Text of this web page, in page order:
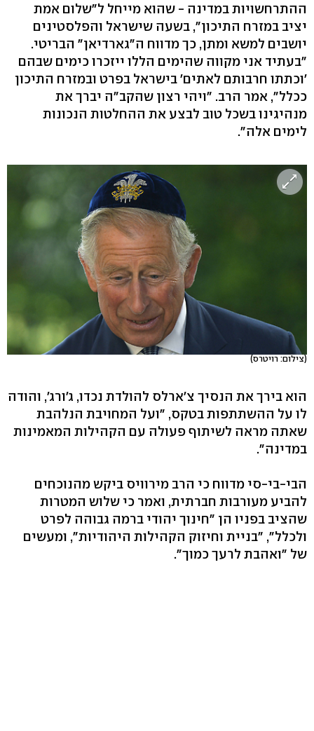
ההתרחשויות במדינה - שהוא מייחל ל"שלום אמת
יציב במזרח התיכון", בשעה שישראל והפלסטינים
יושבים למשא ומתן, כך מדווח ה"גארדיאן" הבריטי.
"בעתיד אני מקווה שהימים הללו ייזכרו כימים שבהם
'וכתתו חרבותם לאתים' בישראל בפרט ובמזרח התיכון
ככלל", אמר הרב. "ויהי רצון שהקב"ה יברך את
מנהיגינו בשכל טוב לבצע את ההחלטות הנכונות
לימים אלה".
(צילום: רויטרס)
הוא בירך את הנסיך צ'ארלס להולדת נכדו, ג'ורג', והודה
לו על ההשתתפות בטקס, "ועל המחויבת הנלהבת
שאתה מראה לשיתוף פעולה עם הקהילות המאמינות
במדינה".
הבי-בי-סי מדווח כי הרב מירוויס ביקש מהנוכחים
להביע מעורבות חברתית, ואמר כי שלוש המטרות
שהציב בפניו הן "חינוך יהודי ברמה גבוהה לפרט
ולכלל", "בניית וחיזוק הקהילות היהודיות", ומעשים
של "ואהבת לרעך כמוך".